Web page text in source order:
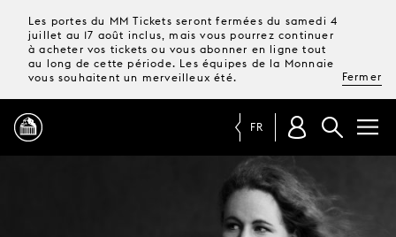
Les portes du MM Tickets seront fermées du samedi 4
juillet au 17 août inclus, mais vous pourrez continuer
à acheter vos tickets ou vous abonner en ligne tout
au long de cette période. Les équipes de la Monnaie
vous souhaitent un merveilleux été.
Fermer
PROGRAMME
FR